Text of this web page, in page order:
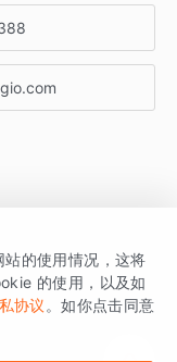
核心平台为 GrowingIO
的使用情况，这将
的使用，以及如
协议 。如你点击同意